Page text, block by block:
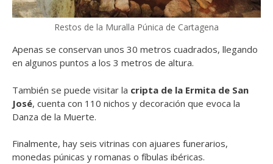
Restos de la Muralla Púnica de Cartagena
Apenas se conservan unos 30 metros cuadrados, llegando
en algunos puntos a los 3 metros de altura.
También se puede visitar la cripta de la Ermita de San
José, cuenta con 110 nichos y decoración que evoca la
Danza de la Muerte.
Finalmente, hay seis vitrinas con ajuares funerarios,
monedas púnicas y romanas o fíbulas ibéricas.